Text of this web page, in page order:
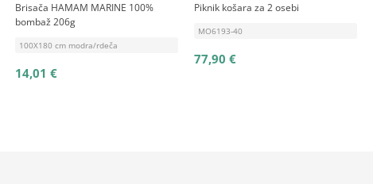
Brisača HAMAM MARINE 100%
bombaž 206g
100X180 cm modra/rdeča
14,01 €
Piknik košara za 2 osebi
MO6193-40
77,90 €